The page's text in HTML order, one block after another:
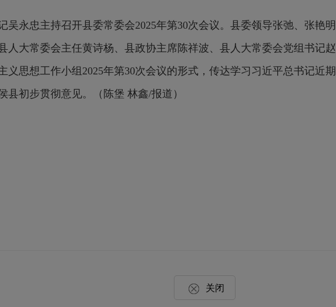
永忠主持召开县委常委会2025年第30次会议。县委领导张弛、张艳
人大常委会主任黄诗杨、县政协主席陈祥波、县人大常委会党组书记
义思想工作小组2025年第30次会议的形式，传达学习习近平总书记近
县初步贯彻意见。（陈堡 林鑫/报道）
关闭